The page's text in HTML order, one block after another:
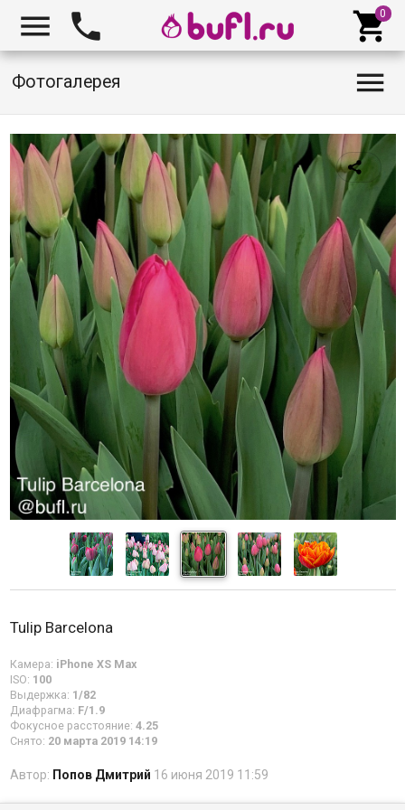
  
Фотогалерея 
Tulip Barcelona
Камера: iPhone XS Max
ISO: 100
Выдержка: 1/82
Диафрагма: F/1.9
Фокусное расстояние: 4.25
Снято: 20 марта 2019 14:19
Автор: Попов Дмитрий 16 июня 2019 11:59